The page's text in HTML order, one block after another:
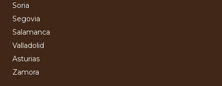
Soria
Segovia
Salamanca
Valladolid
Asturias
Zamora